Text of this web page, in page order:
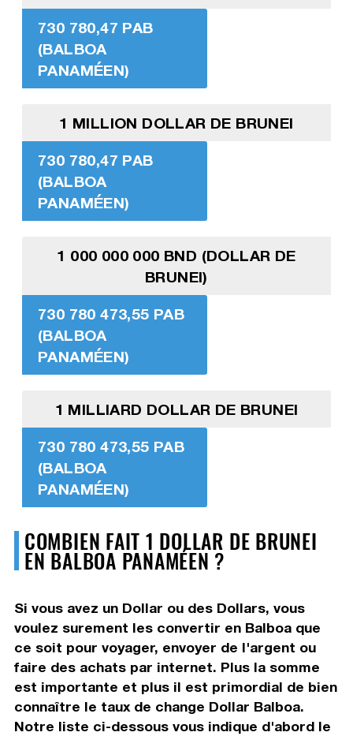
730 780,47 PAB
(BALBOA
PANAMÉEN)
1 MILLION DOLLAR DE BRUNEI
730 780,47 PAB
(BALBOA
PANAMÉEN)
1 000 000 000 BND (DOLLAR DE
BRUNEI)
730 780 473,55 PAB
(BALBOA
PANAMÉEN)
1 MILLIARD DOLLAR DE BRUNEI
730 780 473,55 PAB
(BALBOA
PANAMÉEN)
COMBIEN FAIT 1 DOLLAR DE BRUNEI
EN BALBOA PANAMÉEN ?
Si vous avez un Dollar ou des Dollars, vous
voulez surement les convertir en Balboa que
ce soit pour voyager, envoyer de l'argent ou
faire des achats par internet. Plus la somme
est importante et plus il est primordial de bien
connaître le taux de change Dollar Balboa.
Notre liste ci-dessous vous indique d'abord le